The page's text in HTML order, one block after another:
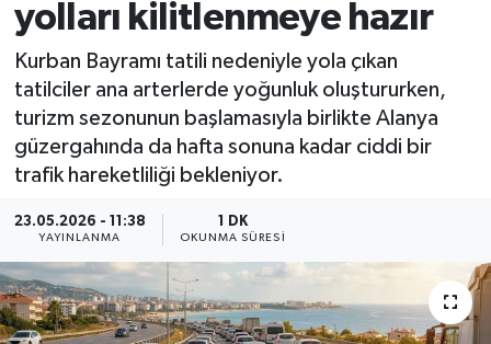
yolları kilitlenmeye hazır
Kurban Bayramı tatili nedeniyle yola çıkan
tatilciler ana arterlerde yoğunluk oluştururken,
turizm sezonunun başlamasıyla birlikte Alanya
güzergahında da hafta sonuna kadar ciddi bir
trafik hareketliliği bekleniyor.
23.05.2026 - 11:38
YAYINLANMA
1 DK
OKUNMA SÜRESI
Ekonomi
Gazipaşa
Haber Arşivi